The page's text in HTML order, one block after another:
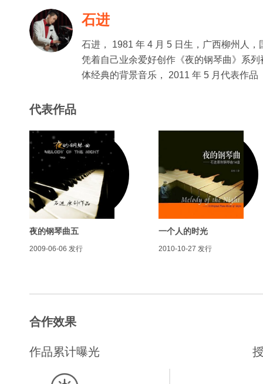
石进
石进， 1981 年 4 月 5 日生，广西柳州人
凭着自己业余爱好创作《夜的钢琴曲》系
体经典的背景音乐， 2011 年 5 月代表作
代表作品
夜的钢琴曲五
2009-06-06 发行
一个人的时光
2010-10-27 发行
合作效果
作品累计曝光